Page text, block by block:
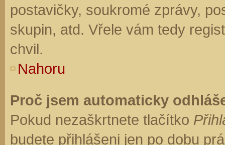
postavičky, soukromé zprávy,
skupin, atd. Vřele vám tedy
chvil.
Nahoru
Proč jsem automaticky
Pokud nezaškrtnete tlačítko
budete přihlášeni jen po dobu